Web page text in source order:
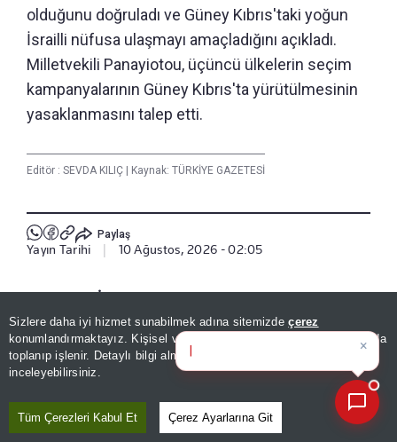
Sizlere daha iyi hizmet sunabilmek adına sitemizdeçerez
konumlandırmaktayız. Kişisel verileriniz, KVKK ve GDPR kapsamında
toplanıp işlenir. Detaylı bilgi almak için
inceleyebilirsiniz.
Tüm Çerezleri Kabul Et Çerez Ayarlarına Git
olduğunu doğruladı ve Güney Kıbrıs'taki yoğun
İsrailli nüfusa ulaşmayı amaçladığını açıkladı.
Milletvekili Panayiotou, üçüncü ülkelerin seçim
kampanyalarının Güney Kıbrıs'ta yürütülmesinin
yasaklanmasını talep etti.
Editör : SEVDA KILIÇ Kaynak: TÜRKİYE GAZETESİ
Paylaş
Yayın Tarihi 10 Ağustos, 2026 - 02:05
Dünya
Bizi Takip Edin
×
Bugünün öne çıkan manşetleri